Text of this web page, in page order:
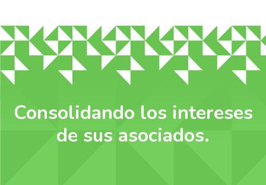
Consolidando los intereses
de sus asociados.